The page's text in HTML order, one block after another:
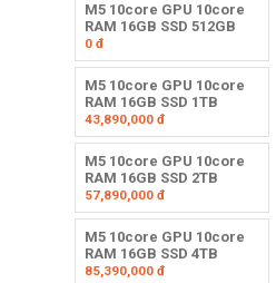
M5 10core GPU 10core
RAM 16GB SSD 512GB
0đ
M5 10core GPU 10core
RAM 16GB SSD 1TB
43,890,000đ
M5 10core GPU 10core
RAM 16GB SSD 2TB
57,890,000đ
M5 10core GPU 10core
RAM 16GB SSD 4TB
85,390,000đ